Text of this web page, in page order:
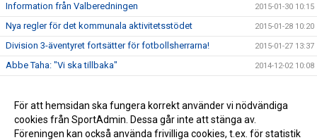
Information från Valberedningen 2015-01-30 10:15
Nya regler för det kommunala aktivitetsstödet 2015-01-28 10:20
Division 3-äventyret fortsätter för fotbollsherrarna! 2015-01-27 13:37
Abbe Taha: "Vi ska tillbaka" 2014-12-02 10:08
Röbäcks IF fick pengar från Svenska Spel 2013-12-12 14:27
Röbäck tillbaka i trean efter 30 år 2013-12-12 14:24
För att hemsidan ska fungera korrekt använder vi nödvändiga
cookies från SportAdmin. Dessa går inte att stänga av.
Föreningen kan också använda frivilliga cookies, t.ex. för statistik